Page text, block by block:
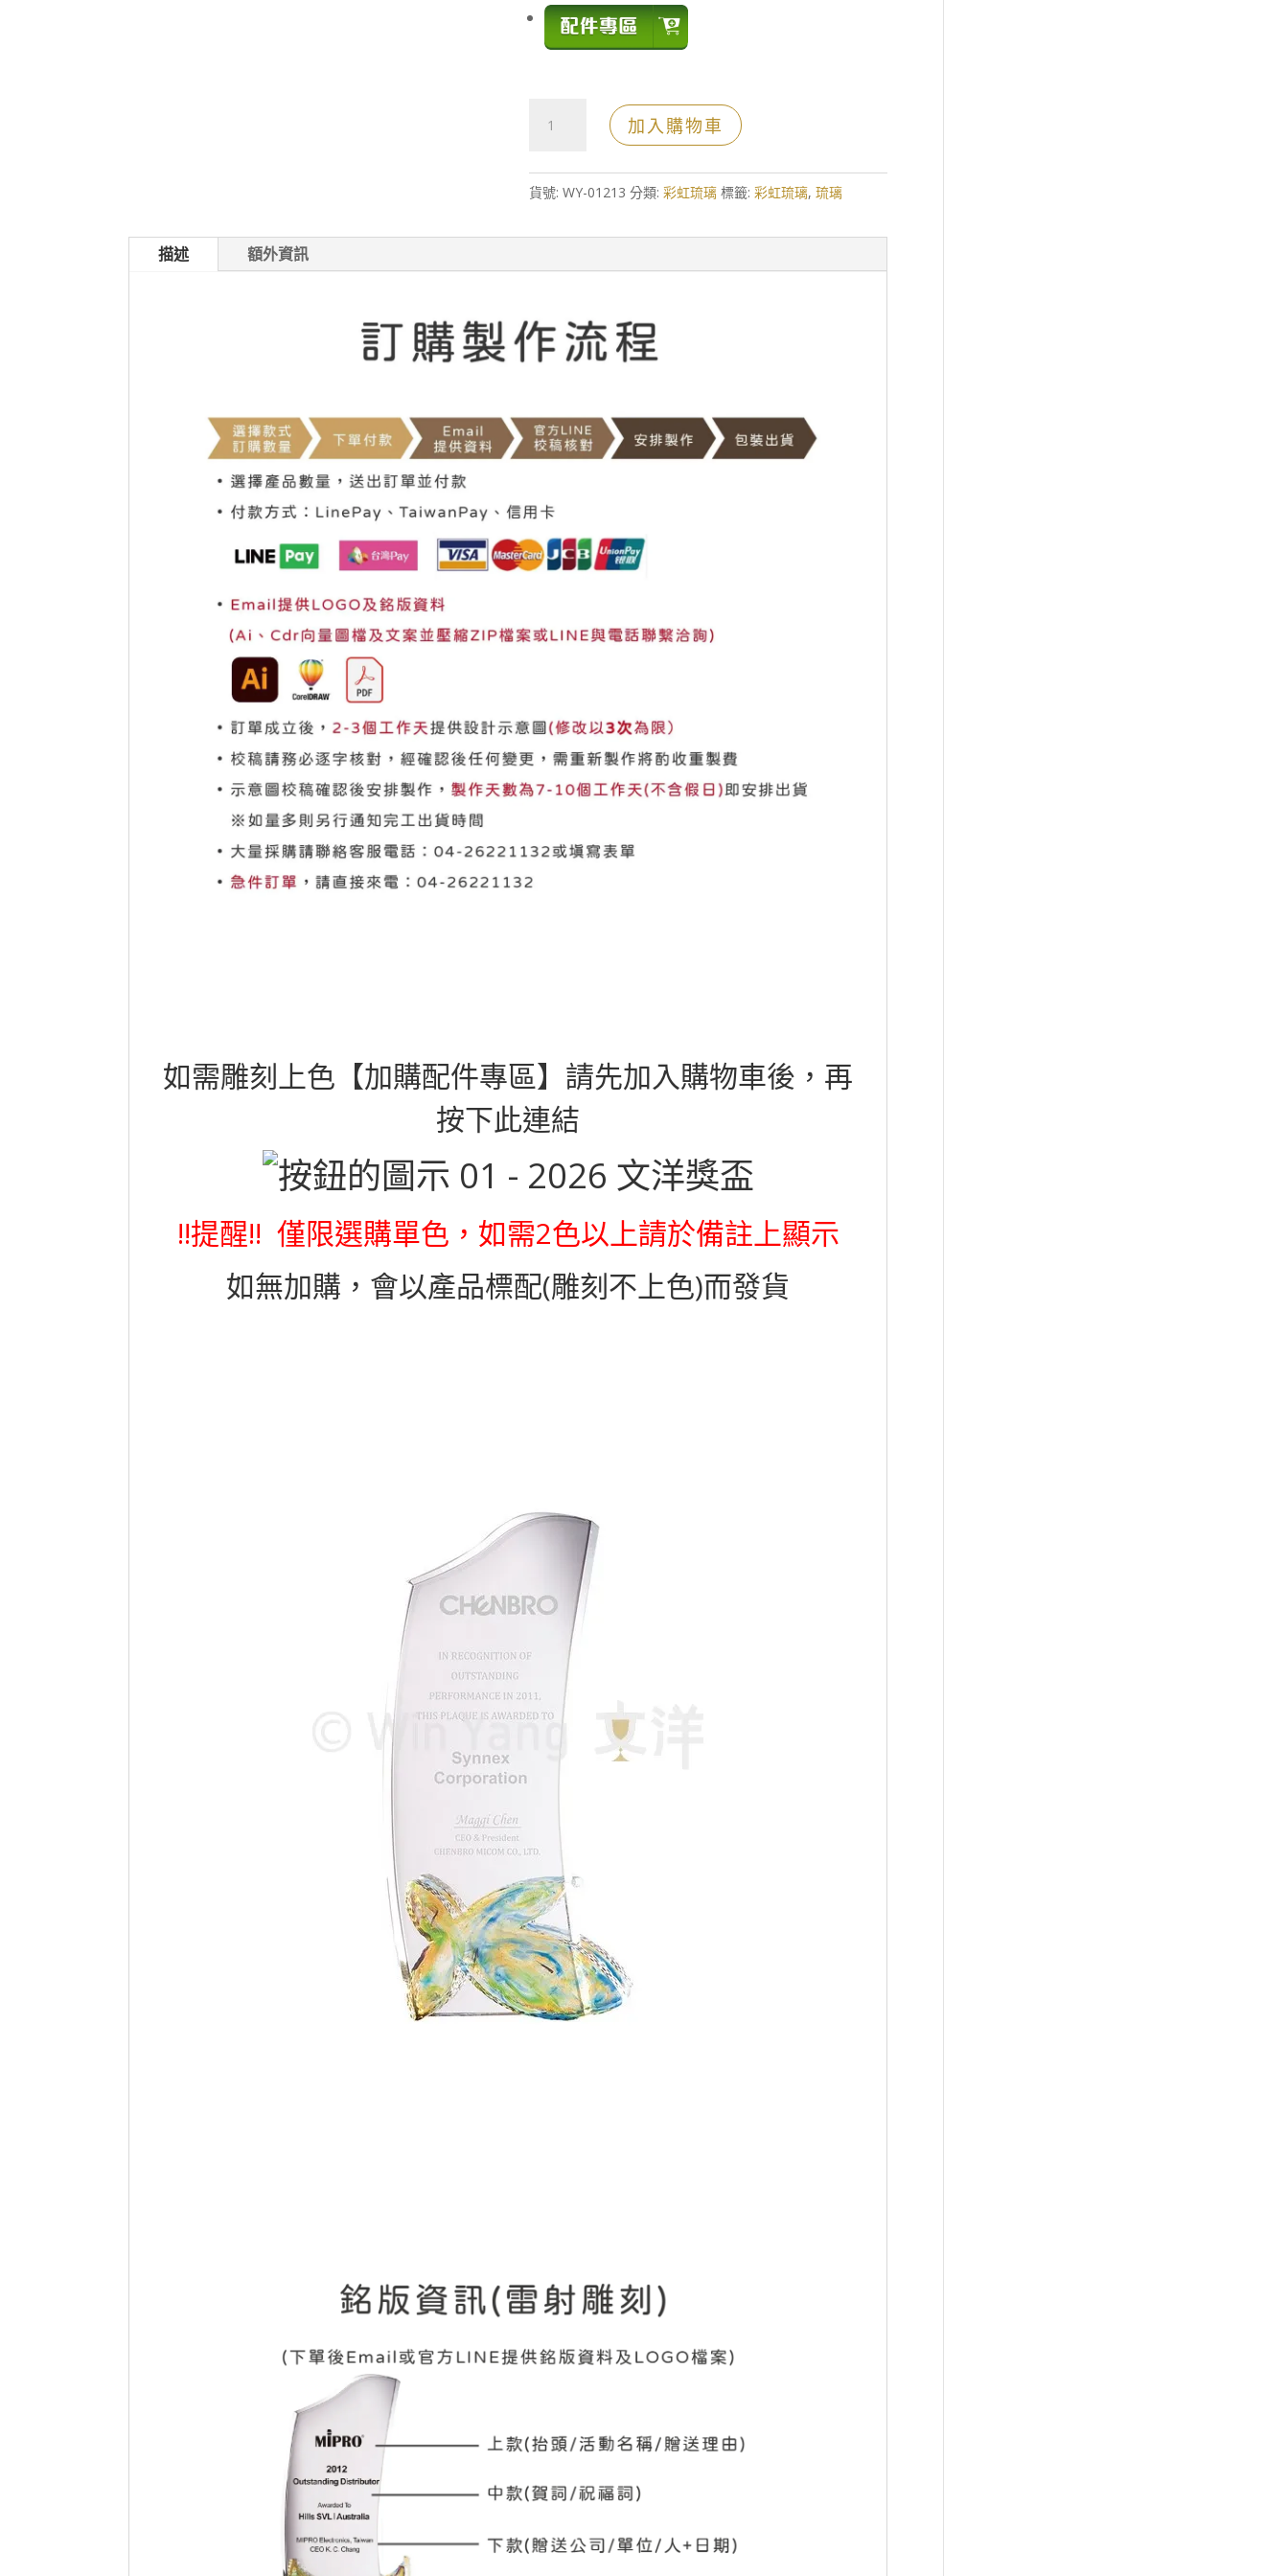
璃
水
獎
牌
加入購物車
貨號: WY-01213 分類: 彩虹琉璃 標籤: 彩虹琉璃, 琉璃
描述 額外資訊
如需雕刻上色【加購配件專區】請先加入購物車後，再
按下此連結
!!提醒!! 僅限選購單色，如需2色以上請於備註上顯示
如無加購，會以產品標配(雕刻不上色)而發貨